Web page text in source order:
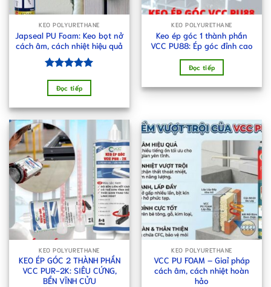
KEO POLYURETHANE
Japseal PU Foam: Keo bọt nở
cách âm, cách nhiệt hiệu quả
hạng 5.00
5 sao
Đọc tiếp
KEO POLYURETHANE
Keo ép góc 1 thành phần
VCC PU88: Ép góc đỉnh cao
Đọc tiếp
KEO POLYURETHANE
KEO ÉP GÓC 2 THÀNH PHẦN
VCC PUR-2K: SIÊU CỨNG,
BỀN VĨNH CỬU
KEO POLYURETHANE
VCC PU FOAM – Giaỉ pháp
cách âm, cách nhiệt hoàn
hảo